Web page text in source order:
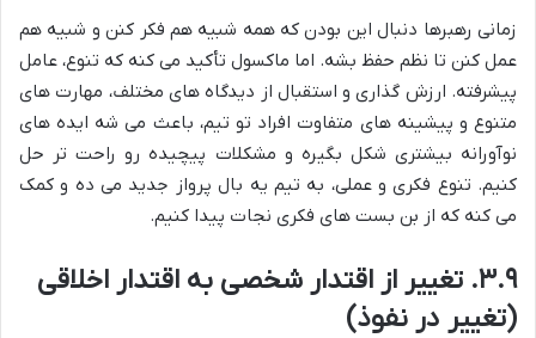
زمانی رهبرها دنبال این بودن که همه شبیه هم فکر کنن و شبیه هم
عمل کنن تا نظم حفظ بشه. اما ماکسول تأکید می کنه که تنوع، عامل
پیشرفته. ارزش گذاری و استقبال از دیدگاه های مختلف، مهارت های
متنوع و پیشینه های متفاوت افراد تو تیم، باعث می شه ایده های
نوآورانه بیشتری شکل بگیره و مشکلات پیچیده رو راحت تر حل
کنیم. تنوع فکری و عملی، به تیم یه بال پرواز جدید می ده و کمک
می کنه که از بن بست های فکری نجات پیدا کنیم.
۳.۹. تغییر از اقتدار شخصی به اقتدار اخلاقی
(تغییر در نفوذ)